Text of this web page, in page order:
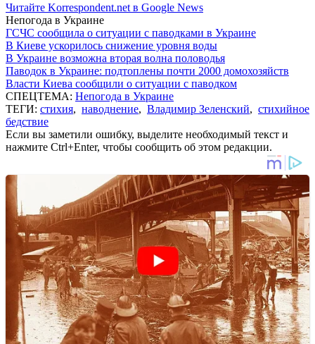
Читайте Korrespondent.net в Google News
Непогода в Украине
ГСЧС сообщила о ситуации с паводками в Украине
В Киеве ускорилось снижение уровня воды
В Украине возможна вторая волна половодья
Паводок в Украине: подтоплены почти 2000 домохозяйств
Власти Киева сообщили о ситуации с паводком
СПЕЦТЕМА: Непогода в Украине
ТЕГИ: стихия, наводнение, Владимир Зеленский, стихийное
бедствие
Если вы заметили ошибку, выделите необходимый текст и
нажмите Ctrl+Enter, чтобы сообщить об этом редакции.